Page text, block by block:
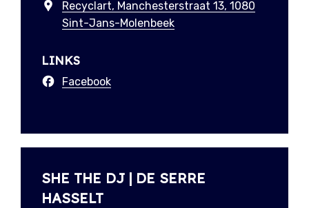
Recyclart, Manchesterstraat 13, 1080
Sint-Jans-Molenbeek
LINKS
Facebook
SHE THE DJ | DE SERRE
HASSELT